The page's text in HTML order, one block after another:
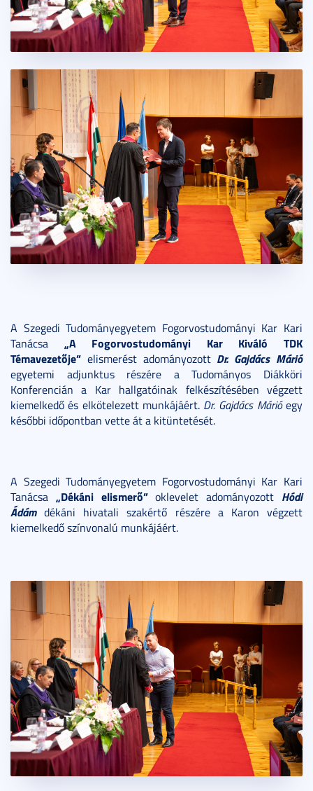
A Szegedi Tudományegyetem Fogorvostudományi Kar Kari
Tanácsa „A Fogorvostudományi Kar Kiváló TDK
Témavezetője” elismerést adományozott Dr. Gajdács Márió
egyetemi adjunktus részére a Tudományos Diákköri
Konferencián a Kar hallgatóinak felkészítésében végzett
kiemelkedő és elkötelezett munkájáért. Dr. Gajdács Márióegy
későbbi időpontban vette át a kitüntetését.
A Szegedi Tudományegyetem Fogorvostudományi Kar Kari
Tanácsa „Dékáni elismerő”oklevelet adományozott Hódi
Ádámdékáni hivatali szakértő részére a Karon végzett
kiemelkedő színvonalú munkájáért.